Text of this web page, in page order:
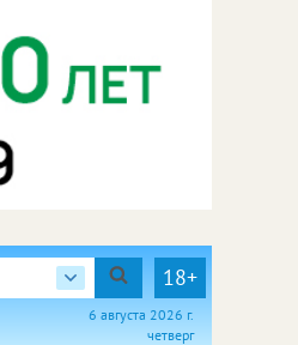
18+
6 августа 2026 г.
четверг